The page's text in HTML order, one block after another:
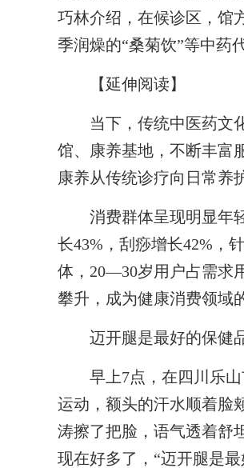
巧林介绍，在候诊区，馆
季润燥的“桑菊饮”等中药
【延伸阅读】
当下，传统中医药文
馆、康养基地，不断丰富
康养从传统诊疗向日常养
消费群体呈现明显年轻
长43%，刮痧增长42%，
体，20—30岁用户占需求
攀升，成为健康消费领域
迈开腿是最好的保健
早上7点，在四川乐山
运动，额头的汗水顺着脸
涛擦了把脸，语气透着舒
现在好多了，“迈开腿是